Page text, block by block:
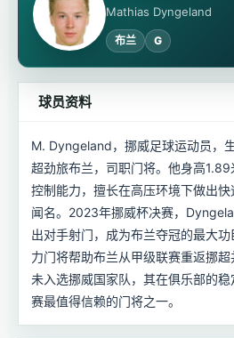
Mathias Dyngeland
布兰 G
球员资料
M. Dyngeland，挪威足球运动员，
超劲旅布兰，司职门将。他身高
控制能力，擅长在高压环境下做出
闻名。2023年挪威杯决赛，
出对手射门，成为布兰夺冠的最大
力门将帮助布兰从甲级联赛重返挪
未入选挪威国家队，其在俱乐部的
赛最值得信赖的门将之一。